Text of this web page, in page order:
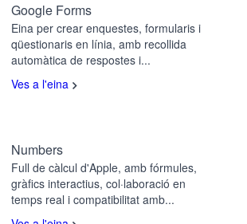
Google Forms
Eina per crear enquestes, formularis i
qüestionaris en línia, amb recollida
automàtica de respostes i...
Ves a l'eina
Numbers
Full de càlcul d'Apple, amb fórmules,
gràfics interactius, col·laboració en
temps real i compatibilitat amb...